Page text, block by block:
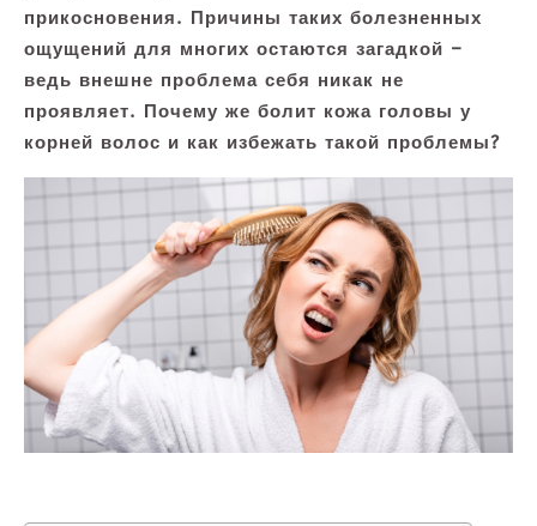
прикосновения. Причины таких болезненных
ощущений для многих остаются загадкой –
ведь внешне проблема себя никак не
проявляет. Почему же болит кожа головы у
корней волос и как избежать такой проблемы?